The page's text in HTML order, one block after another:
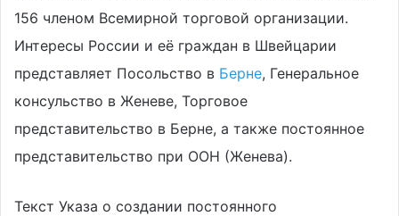
156 членом Всемирной торговой организации.
Интересы России и её граждан в Швейцарии
представляет Посольство в Берне, Генеральное
консульство в Женеве, Торговое
представительство в Берне, а также постоянное
представительство при ООН (Женева).
Текст Указа о создании постоянного